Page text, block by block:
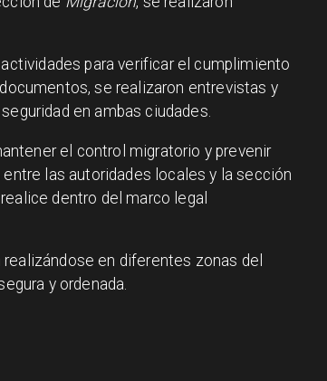
para verificar el cumplimiento
se realizaron entrevistas y
en ambas ciudades.
el control migratorio y prevenir
las autoridades locales y la sección
dentro del marco legal
en diferentes zonas del
y ordenada.